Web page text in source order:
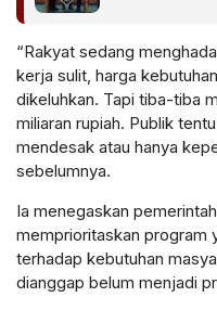
“Rakyat sedang
kerja sulit, harga
dikeluhkan. Tapi tiba-tiba
miliaran rupiah. Publik
mendesak atau hanya
sebelumnya.
Ia menegaskan
memprioritaskan program
terhadap kebutuhan
dianggap belum menjadi